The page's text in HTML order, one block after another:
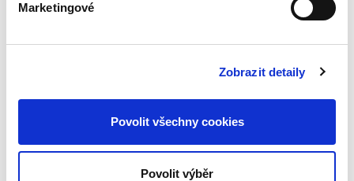
Marketingové
Zobrazit detaily
Povolit všechny cookies
Povolit výběr
plnění s právní vadou a za jakých okolností se
Spory o skončení
pracovního poměru